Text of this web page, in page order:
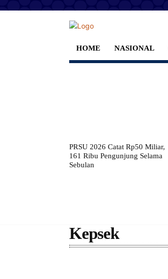
HOME NASIONAL
PRSU 2026 Catat Rp50 Miliar,
161 Ribu Pengunjung Selama
Sebulan
Kepsek